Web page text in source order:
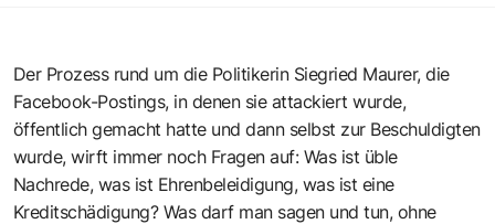
Der Prozess rund um die Politikerin Siegried Maurer, die
Facebook-Postings, in denen sie attackiert wurde,
öffentlich gemacht hatte und dann selbst zur Beschuldigten
wurde, wirft immer noch Fragen auf: Was ist üble
Nachrede, was ist Ehrenbeleidigung, was ist eine
Kreditschädigung? Was darf man sagen und tun, ohne